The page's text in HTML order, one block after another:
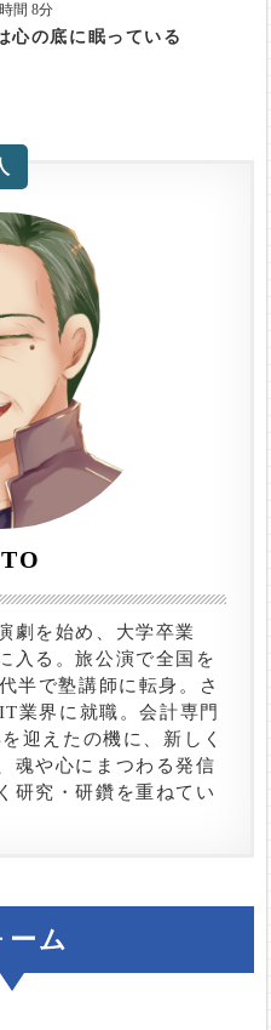
間 8分
心の底に眠っている
劇を始め、大学卒業
入る。旅公演で全国を
半で塾講師に転身。さ
業界に就職。会計専門
迎えたの機に、新しく
魂や心にまつわる発信
研究・研鑽を重ねてい
ーム